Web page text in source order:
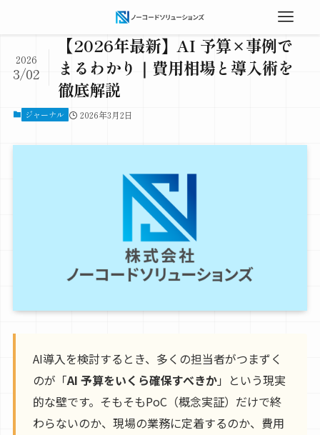
【2026年最新】AI 予算×事例で
まるわかり｜費用相場と導入術を
徹底解説
2026
3/02
ジャーナル 2026年3月2日
AI導入を検討するとき、多くの担当者がつまずく
のが「AI 予算をいくら確保すべきか」という現実
的な壁です。そもそもPoC（概念実証）だけで終
わらないのか、現場の業務に定着するのか、費用